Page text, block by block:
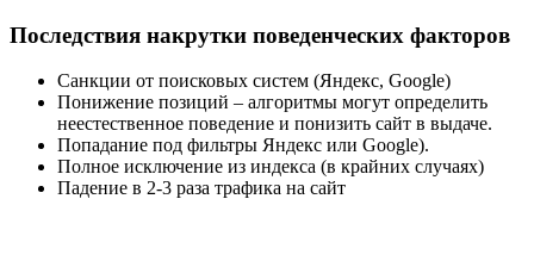
Последствия накрутки поведенческих факторов
Санкции от поисковых систем (Яндекс, Google)
Понижение позиций – алгоритмы могут определить
неестественное поведение и понизить сайт в выдаче.
Попадание под фильтры Яндекс или Google).
Полное исключение из индекса (в крайних случаях)
Падение в 2-3 раза трафика на сайт